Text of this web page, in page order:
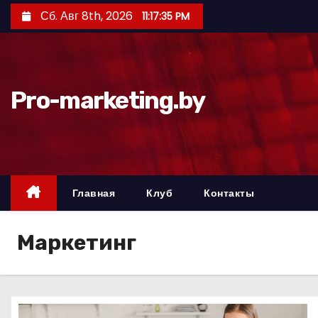
е
д
Сб. Авг 8th, 2026 11:17:37 PM
Pro-marketing.by
Главная Клуб Контакты
Маркетинг